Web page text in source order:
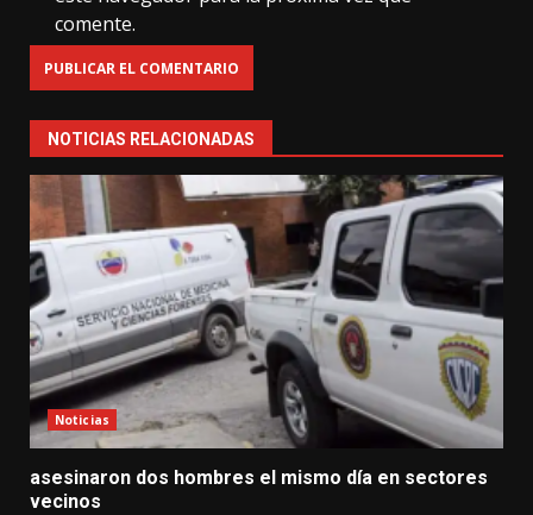
comente.
NOTICIAS RELACIONADAS
Noticias
asesinaron dos hombres el mismo día en sectores
vecinos